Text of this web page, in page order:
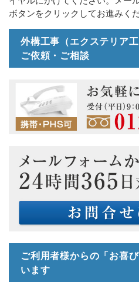
ボタンをクリックしてお進みくだ
外構工事（エクステリア
ご依頼・ご相談
ご利用者様からの「お喜
います